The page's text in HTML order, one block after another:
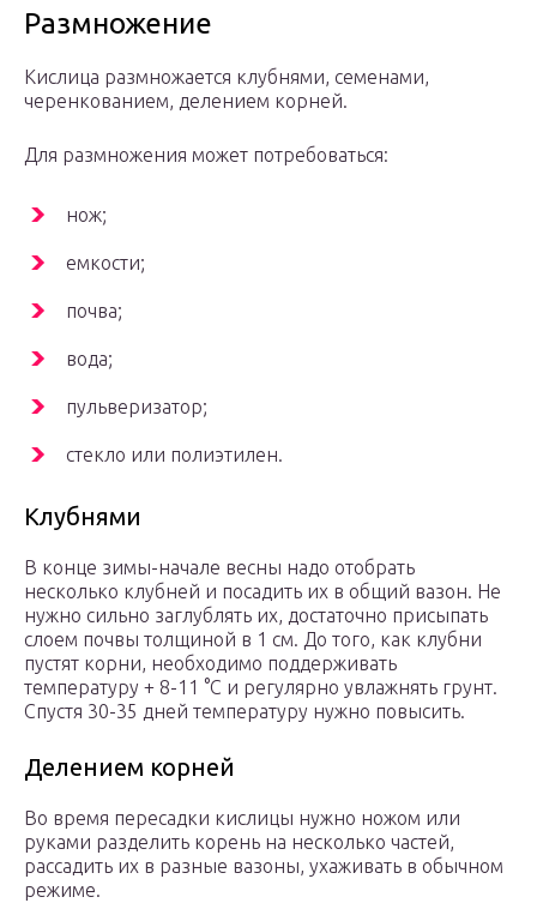
Размножение
Кислица размножается клубнями, семенами,
черенкованием, делением корней.
Для размножения может потребоваться:
нож;
емкости;
почва;
вода;
пульверизатор;
стекло или полиэтилен.
Клубнями
В конце зимы-начале весны надо отобрать
несколько клубней и посадить их в общий вазон. Не
нужно сильно заглублять их, достаточно присыпать
слоем почвы толщиной в 1 см. До того, как клубни
пустят корни, необходимо поддерживать
температуру + 8-11 °C и регулярно увлажнять грунт.
Спустя 30-35 дней температуру нужно повысить.
Делением корней
Во время пересадки кислицы нужно ножом или
руками разделить корень на несколько частей,
рассадить их в разные вазоны, ухаживать в обычном
режиме.